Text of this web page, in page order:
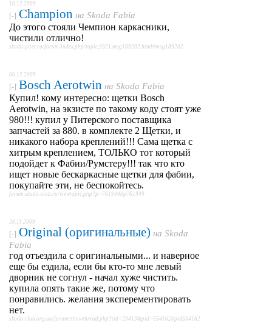
10.12.2009
[-] Champion на Skoda Fabia
До этого стояли Чемпион каркасники,
чистили отлично!
skoda-piter.ru/forum/index.php/topic,3921.msg189202.html#msg189202
06.12.2009
[-] Bosch Aerotwin на Skoda Fabia
Купил! кому интересно: щетки Bosch
Aerotwin, на экзисте по такому коду стоят уже
980!!! купил у Питерского поставщика
запчастей за 880. в комплекте 2 Щетки, и
никакого набора креплений!!! Сама щетка с
хитрым креплением, ТОЛЬКО тот который
подойдет к Фабии/Румстеру!!! так что кто
ищет новые бескаркасные щетки для фабии,
покупайте эти, не беспокойтесь.
forum.skoda-club.ru/viewtopic.php?p=761949#p761949
20.11.2009
[-] Original (оригинальные) на Skoda
Fabia
год отъездила с оригинальными... и наверное
еще бы ездила, если бы кто-то мне левый
дворник не согнул - начал хуже чистить.
купила опять такие же, потому что
понравились. желания эксперементировать
нет.
skoda-club.org.ua/forum/showthread.php?tid=23413&pid=554162#pid554162